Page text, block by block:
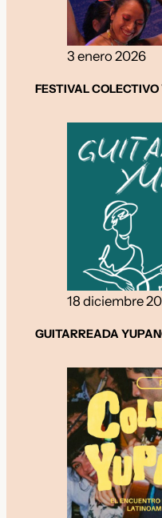
3 enero 2026
FESTIVAL COLECTIVO
18 diciembre
GUITARREADA